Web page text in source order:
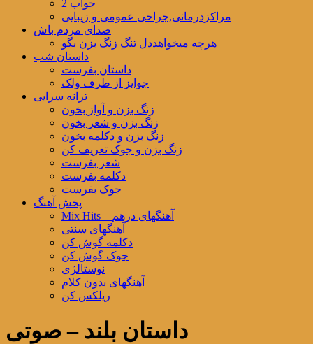
جواب 2
مراکزدرمانی,جراحی عمومی و زیبایی
صدای مردم باش
هرچه میخواهددل تنگ زنگ بزن بگو
داستان شب
داستان بفرست
جوایز از طرف ولک
ترانه سرایی
زنگ بزن و آواز بخون
زنگ بزن و شعر بخون
زنگ بزن و دکلمه بخون
زنگ بزن و جوک تعریف کن
شعر بفرست
دکلمه بفرست
جوک بفرست
پخش آهنگ
Mix Hits – آهنگهای درهم
آهنگهای سنتی
دکلمه گوش کن
جوک گوش کن
نوستالژی
آهنگهای بدون کلام
ریلکس کن
داستان بلند – صوتی